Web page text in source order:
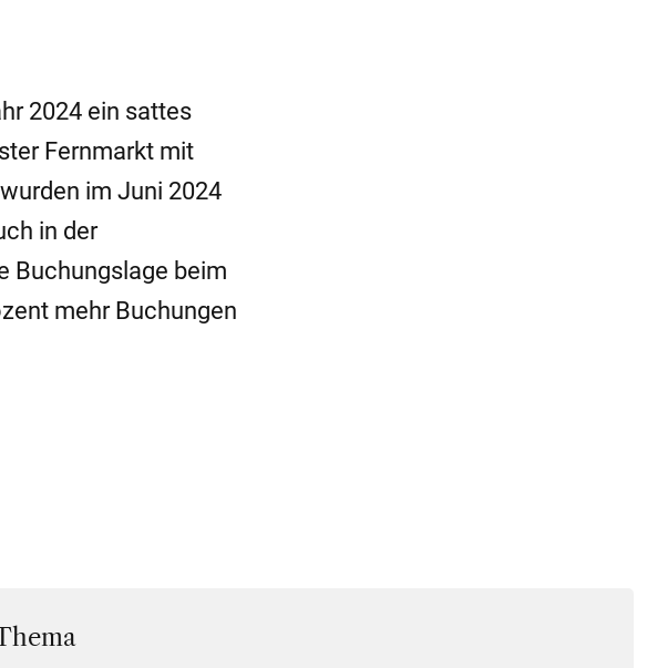
2024 ein sattes
Fernmarkt mit
im Juni 2024
in der
Buchungslage beim
mehr Buchungen